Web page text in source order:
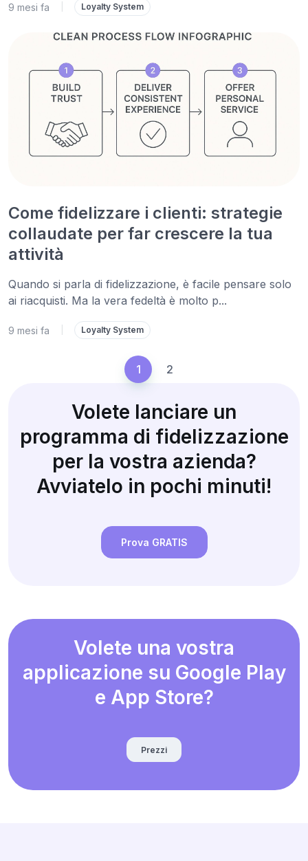
9 mesi fa Loyalty System
Come fidelizzare i clienti: strategie
collaudate per far crescere la tua
attività
Quando si parla di fidelizzazione, è facile pensare solo
ai riacquisti. Ma la vera fedeltà è molto p...
9 mesi fa Loyalty System
1 2
Volete lanciare un
programma di fidelizzazione
per la vostra azienda?
Avviatelo in pochi minuti!
Prova GRATIS
Volete una vostra
applicazione su Google Play
e App Store?
Prezzi